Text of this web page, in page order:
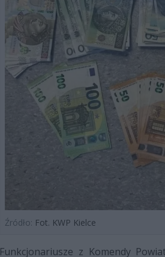
Źródło: Fot. KWP Kielce
Funkcjonariusze z Komendy